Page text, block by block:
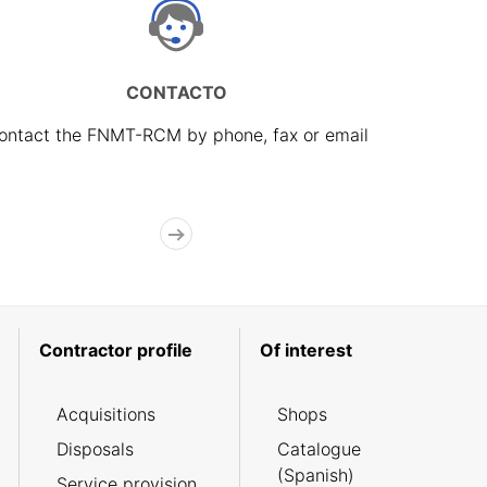
CONTACTO
the FNMT-RCM by phone, fax or email
Contractor profile
Acquisitions
Disposals
Of interest
Shops
Catalogue
(Spanish)